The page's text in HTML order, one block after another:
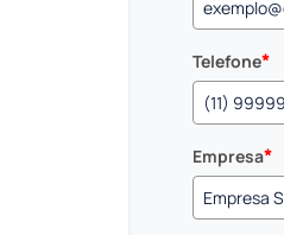
Telefone*
Empresa*